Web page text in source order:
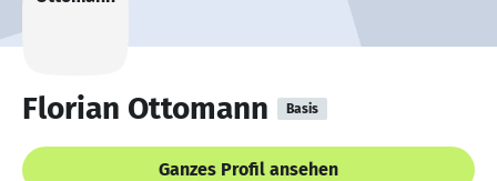
Florian Ottomann Basis
Ganzes Profil ansehen